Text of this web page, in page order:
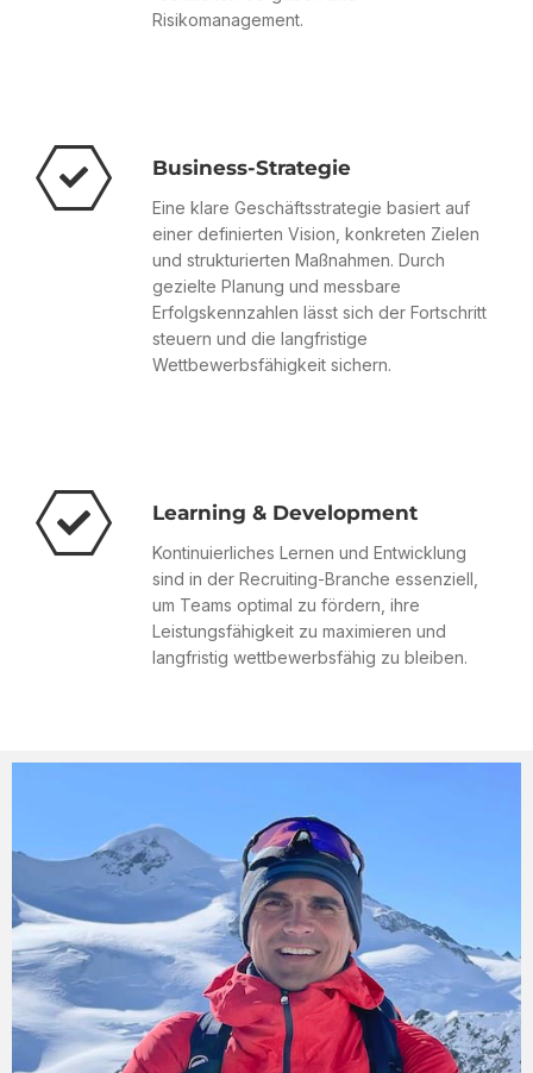
Risikomanagement.
Business-Strategie
Eine klare Geschäftsstrategie basiert auf
einer definierten Vision, konkreten Zielen
und strukturierten Maßnahmen. Durch
gezielte Planung und messbare
Erfolgskennzahlen lässt sich der Fortschritt
steuern und die langfristige
Wettbewerbsfähigkeit sichern.
Learning & Development
Kontinuierliches Lernen und Entwicklung
sind in der Recruiting-Branche essenziell,
um Teams optimal zu fördern, ihre
Leistungsfähigkeit zu maximieren und
langfristig wettbewerbsfähig zu bleiben.